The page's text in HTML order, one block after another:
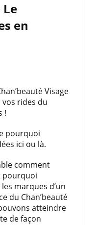
Le
en
Visage
rides du
!
pourquoi
ici ou là.
comment
pourquoi
marques d’un
du Chan’beauté
atteindre
de façon